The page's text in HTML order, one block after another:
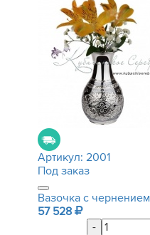
Артикул: 2001
Под заказ
Вазочка с чернением
57 528
-